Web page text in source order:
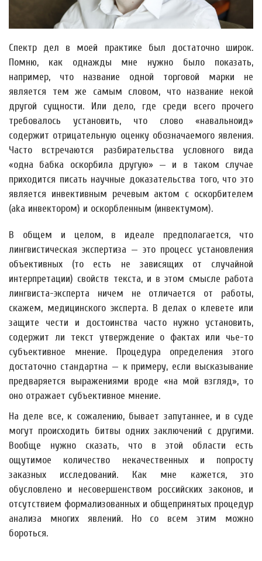
Спектр дел в моей практике был достаточно широк.
Помню, как однажды мне нужно было показать,
например, что название одной торговой марки не
является тем же самым словом, что название некой
другой сущности. Или дело, где среди всего прочего
требовалось установить, что слово «навальноид»
содержит отрицательную оценку обозначаемого явления.
Часто встречаются разбирательства условного вида
«одна бабка оскорбила другую» — и в таком случае
приходится писать научные доказательства того, что это
является инвективным речевым актом с оскорбителем
(aka инвектором) и оскорбленным (инвектумом).
В общем и целом, в идеале предполагается, что
лингвистическая экспертиза — это процесс установления
объективных (то есть не зависящих от случайной
интерпретации) свойств текста, и в этом смысле работа
лингвиста-эксперта ничем не отличается от работы,
скажем, медицинского эксперта. В делах о клевете или
защите чести и достоинства часто нужно установить,
содержит ли текст утверждение о фактах или чье-то
субъективное мнение. Процедура определения этого
достаточно стандартна — к примеру, если высказывание
предваряется выражениями вроде «на мой взгляд», то
оно отражает субъективное мнение.
На деле все, к сожалению, бывает запутаннее, и в суде
могут происходить битвы одних заключений с другими.
Вообще нужно сказать, что в этой области есть
ощутимое количество некачественных и попросту
заказных исследований. Как мне кажется, это
обусловлено и несовершенством российских законов, и
отсутствием формализованных и общепринятых процедур
анализа многих явлений. Но со всем этим можно
бороться.